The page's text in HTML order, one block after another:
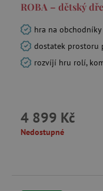
ROBA – dětský
hra na
dostatek prostoru
rozvíjí hru rolí,
4 899 Kč
Nedostupné